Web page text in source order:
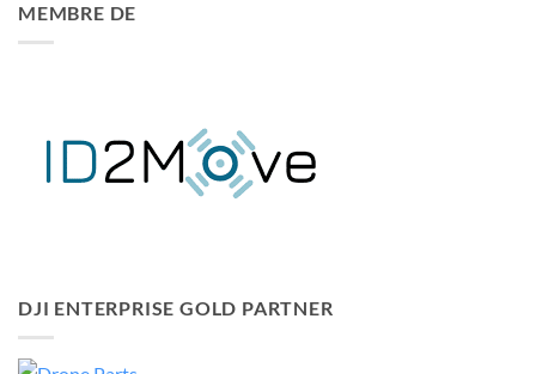
MEMBRE DE
DJI ENTERPRISE GOLD PARTNER